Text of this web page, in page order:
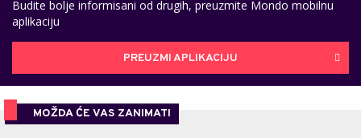
Budite bolje informisani od drugih, preuzmite Mondo mobilnu
aplikaciju
PREUZMI APLIKACIJU
MOŽDA ĆE VAS ZANIMATI